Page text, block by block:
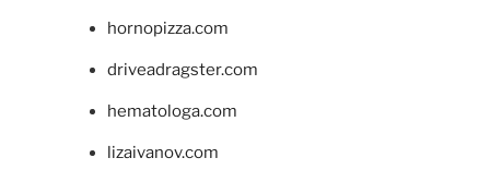
hornopizza.com
driveadragster.com
hematologa.com
lizaivanov.com